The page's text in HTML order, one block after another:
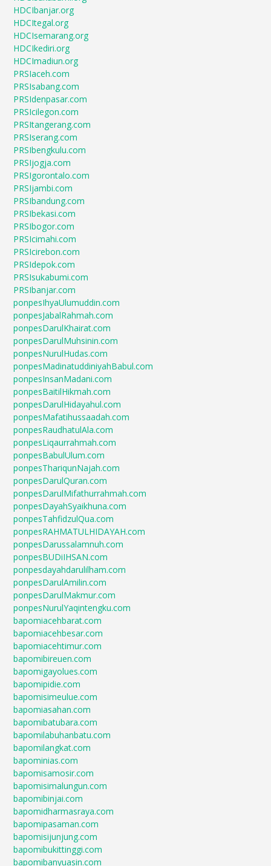
HDCIbanjar.org
HDCItegal.org
HDCIsemarang.org
HDCIkediri.org
HDCImadiun.org
PRSIaceh.com
PRSIsabang.com
PRSIdenpasar.com
PRSIcilegon.com
PRSItangerang.com
PRSIserang.com
PRSIbengkulu.com
PRSIjogja.com
PRSIgorontalo.com
PRSIjambi.com
PRSIbandung.com
PRSIbekasi.com
PRSIbogor.com
PRSIcimahi.com
PRSIcirebon.com
PRSIdepok.com
PRSIsukabumi.com
PRSIbanjar.com
ponpesIhyaUlumuddin.com
ponpesJabalRahmah.com
ponpesDarulKhairat.com
ponpesDarulMuhsinin.com
ponpesNurulHudas.com
ponpesMadinatuddiniyahBabul.com
ponpesInsanMadani.com
ponpesBaitilHikmah.com
ponpesDarulHidayahul.com
ponpesMafatihussaadah.com
ponpesRaudhatulAla.com
ponpesLiqaurrahmah.com
ponpesBabulUlum.com
ponpesThariqunNajah.com
ponpesDarulQuran.com
ponpesDarulMifathurrahmah.com
ponpesDayahSyaikhuna.com
ponpesTahfidzulQua.com
ponpesRAHMATULHIDAYAH.com
ponpesDarussalamnuh.com
ponpesBUDiIHSAN.com
ponpesdayahdarulilham.com
ponpesDarulAmilin.com
ponpesDarulMakmur.com
ponpesNurulYaqintengku.com
bapomiacehbarat.com
bapomiacehbesar.com
bapomiacehtimur.com
bapomibireuen.com
bapomigayolues.com
bapomipidie.com
bapomisimeulue.com
bapomiasahan.com
bapomibatubara.com
bapomilabuhanbatu.com
bapomilangkat.com
bapominias.com
bapomisamosir.com
bapomisimalungun.com
bapomibinjai.com
bapomidharmasraya.com
bapomipasaman.com
bapomisijunjung.com
bapomibukittinggi.com
bapomibanyuasin.com